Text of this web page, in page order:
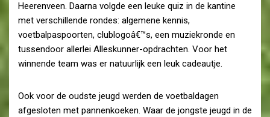
Heerenveen. Daarna volgde een leuke quiz in de kantine
met verschillende rondes: algemene kennis,
voetbalpaspoorten, clublogoâ€™s, een muziekronde en
tussendoor allerlei Alleskunner-opdrachten. Voor het
winnende team was er natuurlijk een leuk cadeautje.
Ook voor de oudste jeugd werden de voetbaldagen
afgesloten met pannenkoeken. Waar de jongste jeugd in de